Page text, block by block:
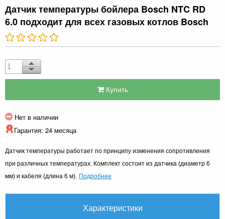
Датчик температуры бойлера Bosch NTC RD
6.0 подходит для всех газовых котлов Bosch
Купить
Нет в наличии
Гарантия: 24 месяца
Датчик температуры работает по принципу изменения сопротивления
при различных температурах. Комплект состоит из датчика (диаметр 6
мм) и кабеля (длина 6 м). Подробнее
Характеристики